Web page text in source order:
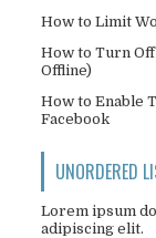
How to Limit
How to Turn Off
Offline)
How to Enable
Facebook
UNORDERED
Lorem ipsum
adipiscing elit.